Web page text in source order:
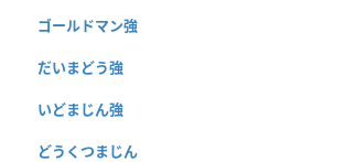
ゴールドマン強
だいまどう強
いどまじん強
どうくつまじん